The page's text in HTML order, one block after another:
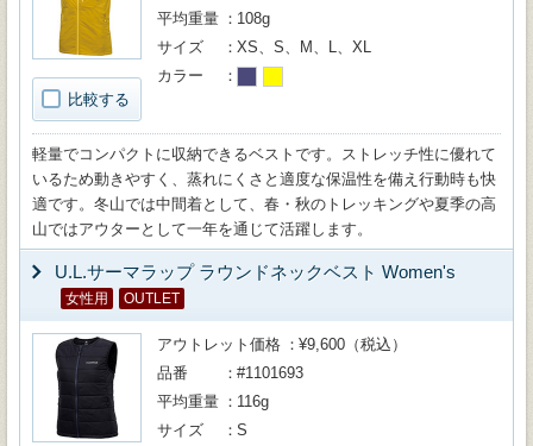
比較する
平均重量
108g
サイズ
XS、S、M、L、XL
カラー
軽量でコンパクトに収納できるベストです。ストレッチ性に優れて
いるため動きやすく、蒸れにくさと適度な保温性を備え行動時も快
適です。冬山では中間着として、春・秋のトレッキングや夏季の高
山ではアウターとして一年を通じて活躍します。
U.L.サーマラップ ラウンドネックベスト Women's
女性用 OUTLET
アウトレット価格
¥9,600（税込）
品番
#1101693
平均重量
116g
サイズ
S